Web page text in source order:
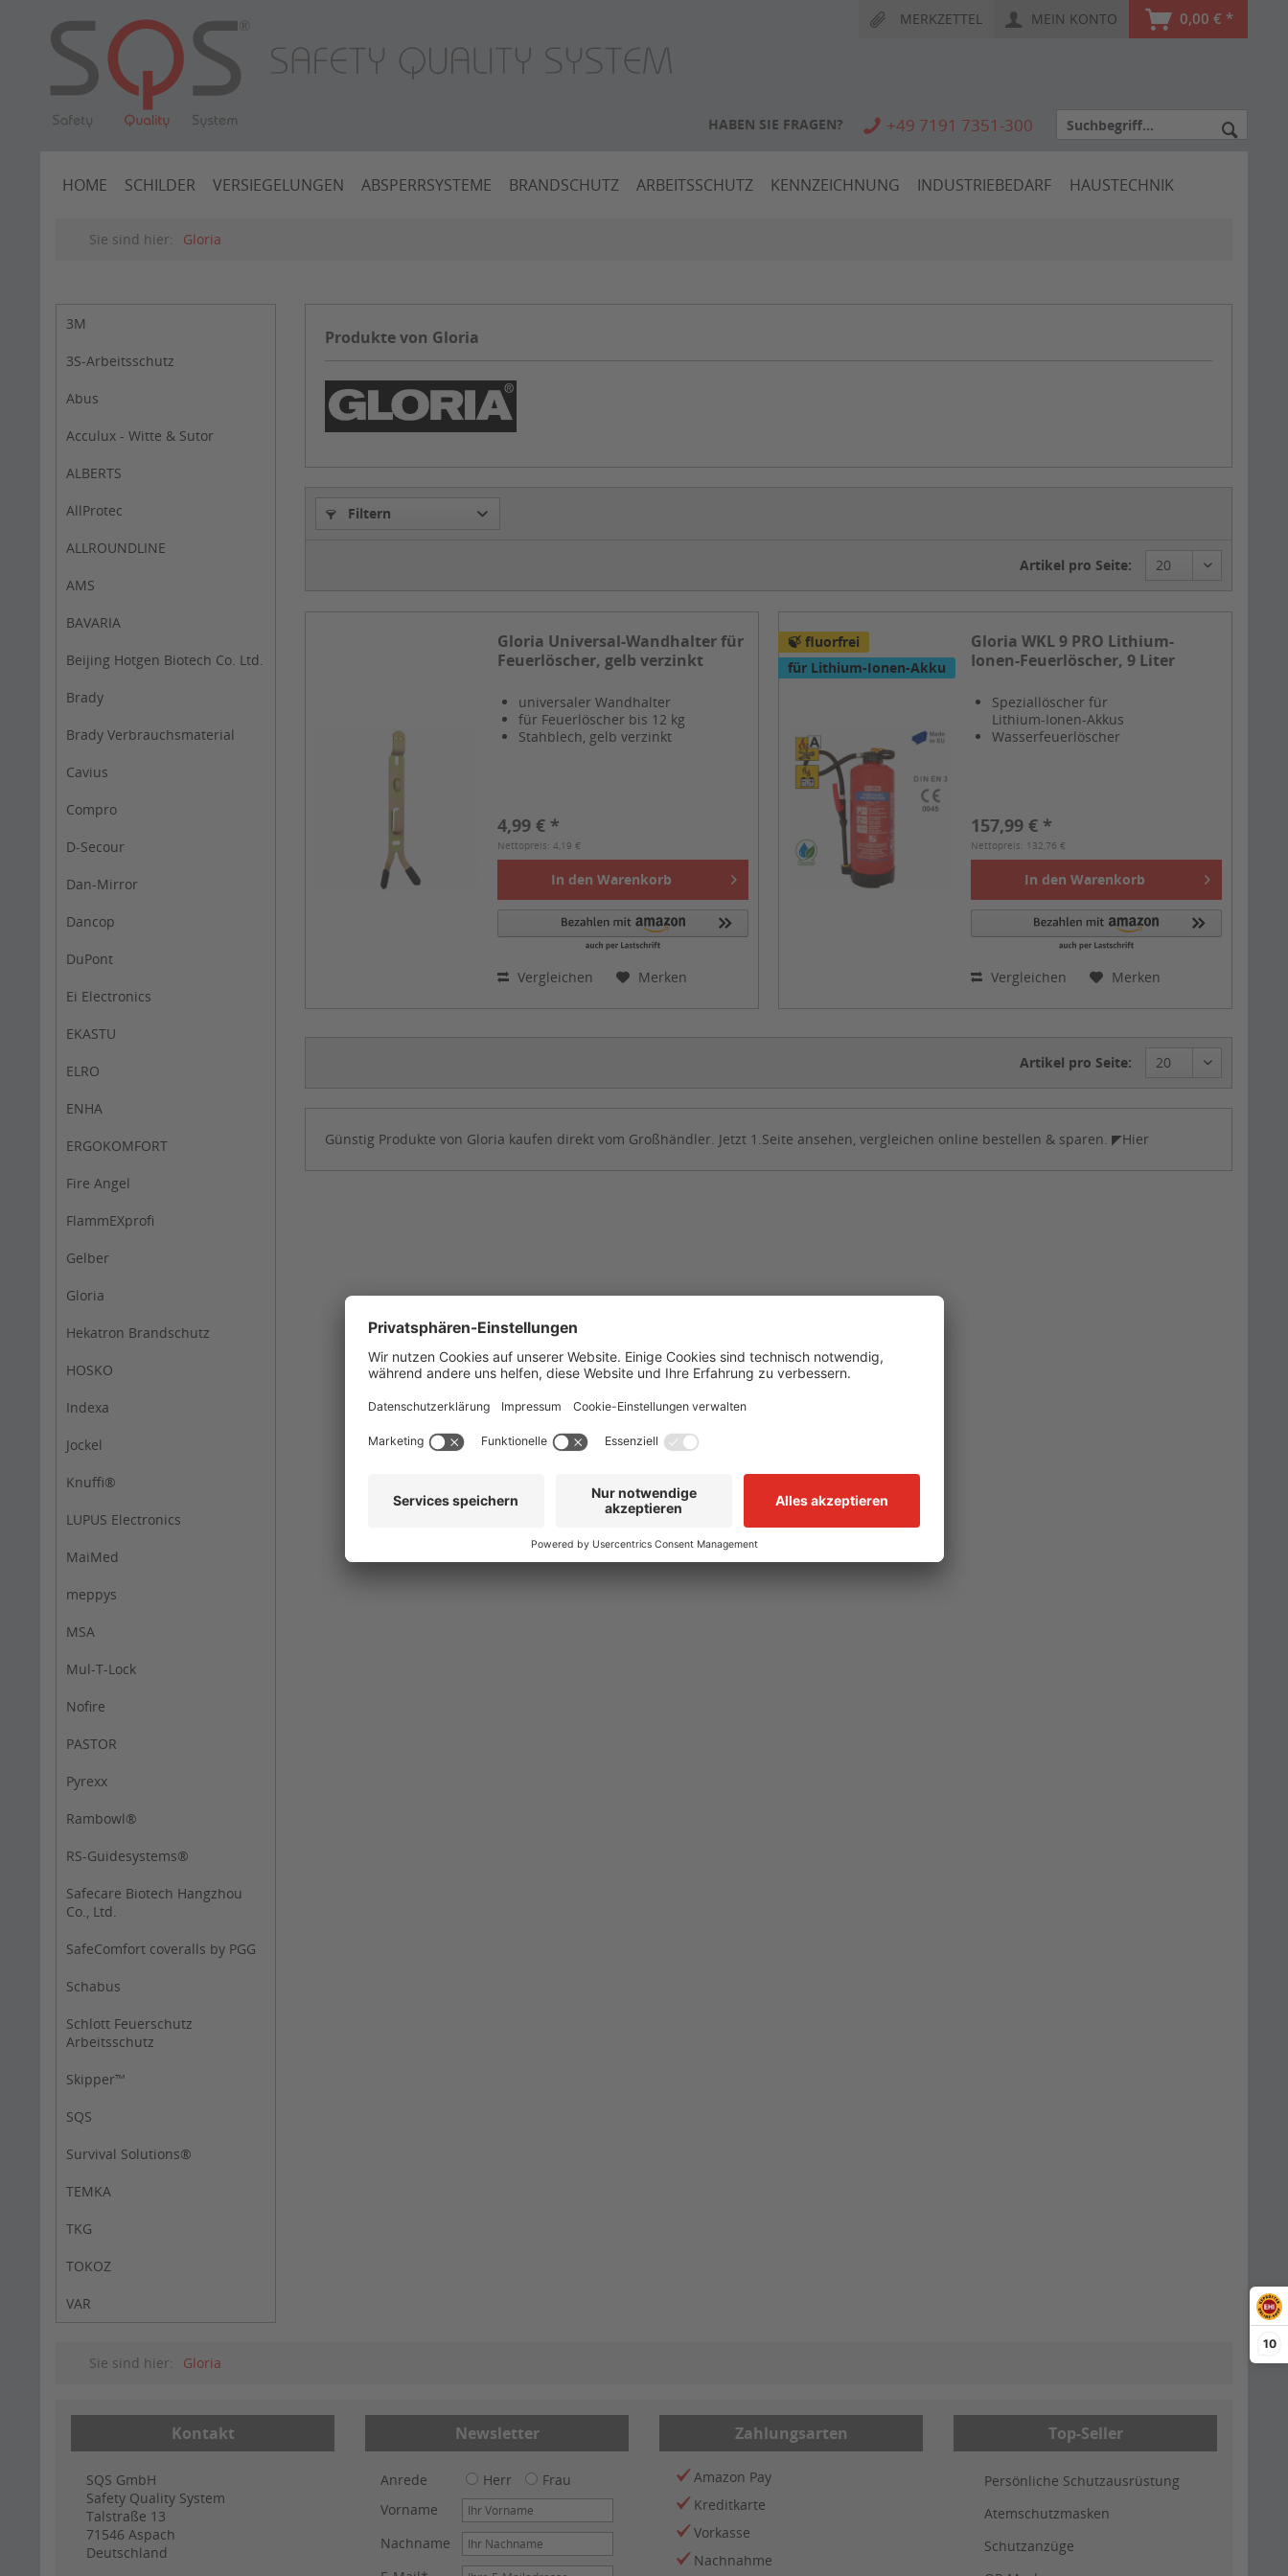
10
MERKZETTEL MEIN KONTO 0,00 € *
HABEN SIE FRAGEN? +49 7191 7351-300
HOME SCHILDER VERSIEGELUNGEN ABSPERRSYSTEME BRANDSCHUTZ ARBEITSSCHUTZ KENNZEICHNUNG INDUSTRIEBEDARF HAUSTECHNIK
Sie sind hier: Gloria
3M
3S-Arbeitsschutz
Abus
Acculux - Witte & Sutor
ALBERTS
AllProtec
ALLROUNDLINE
AMS
BAVARIA
Beijing Hotgen Biotech Co. Ltd.
Brady
Brady Verbrauchsmaterial
Cavius
Compro
D-Secour
Dan-Mirror
Dancop
DuPont
Ei Electronics
EKASTU
ELRO
ENHA
ERGOKOMFORT
Fire Angel
FlammEXprofi
Gelber
Gloria
Hekatron Brandschutz
HOSKO
Indexa
Jockel
Knuffi®
LUPUS Electronics
MaiMed
meppys
MSA
Mul-T-Lock
Nofire
PASTOR
Pyrexx
Rambowl®
RS-Guidesystems®
Safecare Biotech Hangzhou
Co., Ltd.
SafeComfort coveralls by PGG
Schabus
Schlott Feuerschutz
Arbeitsschutz
Skipper™
SQS
Survival Solutions®
TEMKA
TKG
TOKOZ
VAR
Produkte von Gloria
Filtern
Artikel pro Seite:
Gloria Universal-Wandhalter für
Feuerlöscher, gelb verzinkt
universaler Wandhalter
für Feuerlöscher bis 12 kg
Stahblech, gelb verzinkt
4,99 € *
Nettopreis: 4,19 €
In den Warenkorb
Vergleichen Merken
🍃 fluorfrei
für Lithium-Ionen-Akku
Gloria WKL 9 PRO Lithium-
Ionen-Feuerlöscher, 9 Liter
Speziallöscher für
Lithium-Ionen-Akkus
Wasserfeuerlöscher
157,99 € *
Nettopreis: 132,76 €
In den Warenkorb
Vergleichen Merken
Artikel pro Seite:
Günstig Produkte von Gloria kaufen direkt vom Großhändler. Jetzt 1.Seite ansehen, vergleichen online bestellen & sparen. ◤Hier
Sie sind hier: Gloria
Kontakt
SQS GmbH
Safety Quality System
Talstraße 13
71546 Aspach
Deutschland
Newsletter
Anrede Herr
Frau
Vorname
Nachname
Zahlungsarten
Amazon Pay
Kreditkarte
Vorkasse
Nachnahme
Top-Seller
Persönliche Schutzausrüstung
Atemschutzmasken
Schutzanzüge